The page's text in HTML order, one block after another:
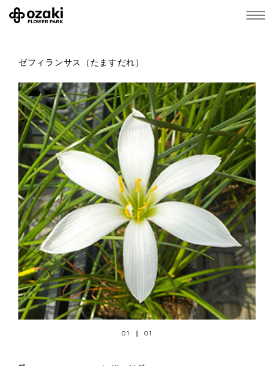
ゼフィランサス（たますだれ）
01 01